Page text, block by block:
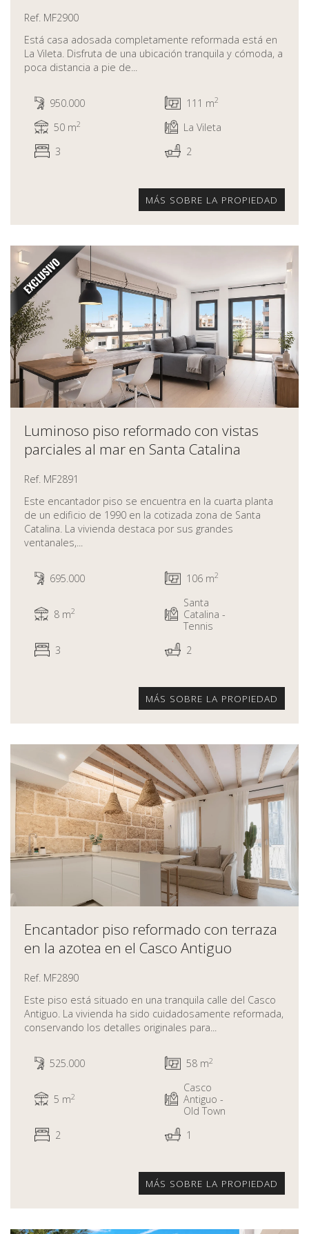
Ref. MF2900
Está casa adosada completamente reformada está en
La Vileta. Disfruta de una ubicación tranquila y cómoda, a
poca distancia a pie de...
950.000 111 m2
50 m2
La Vileta
3
2
MÁS SOBRE LA PROPIEDAD
Luminoso piso reformado con vistas
parciales al mar en Santa Catalina
Ref. MF2891
Este encantador piso se encuentra en la cuarta planta
de un edificio de 1990 en la cotizada zona de Santa
Catalina. La vivienda destaca por sus grandes
ventanales,...
695.000 106 m2
8 m2
Santa
Catalina -
Tennis
3
2
MÁS SOBRE LA PROPIEDAD
Encantador piso reformado con terraza
en la azotea en el Casco Antiguo
Ref. MF2890
Este piso está situado en una tranquila calle del Casco
Antiguo. La vivienda ha sido cuidadosamente reformada,
conservando los detalles originales para...
525.000 58 m2
5 m2
Casco
Antiguo -
Old Town
2
1
MÁS SOBRE LA PROPIEDAD